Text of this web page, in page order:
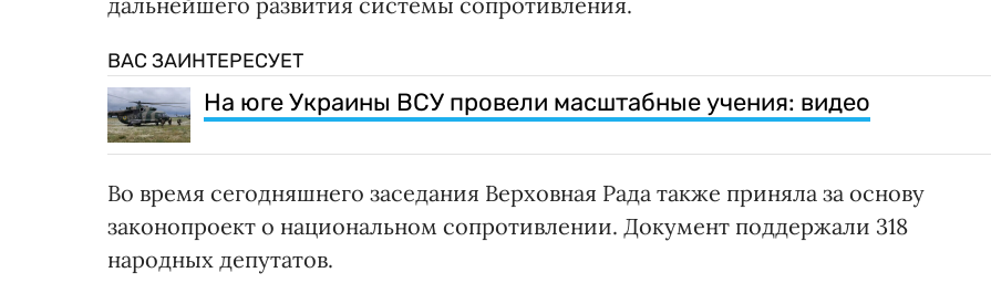
ВАС ЗАИНТЕРЕСУЕТ
На юге Украины ВСУ провели масштабные учения: видео
Во время сегодняшнего заседания Верховная Рада также приняла за основу
законопроект о национальном сопротивлении. Документ поддержали 318
народных депутатов.